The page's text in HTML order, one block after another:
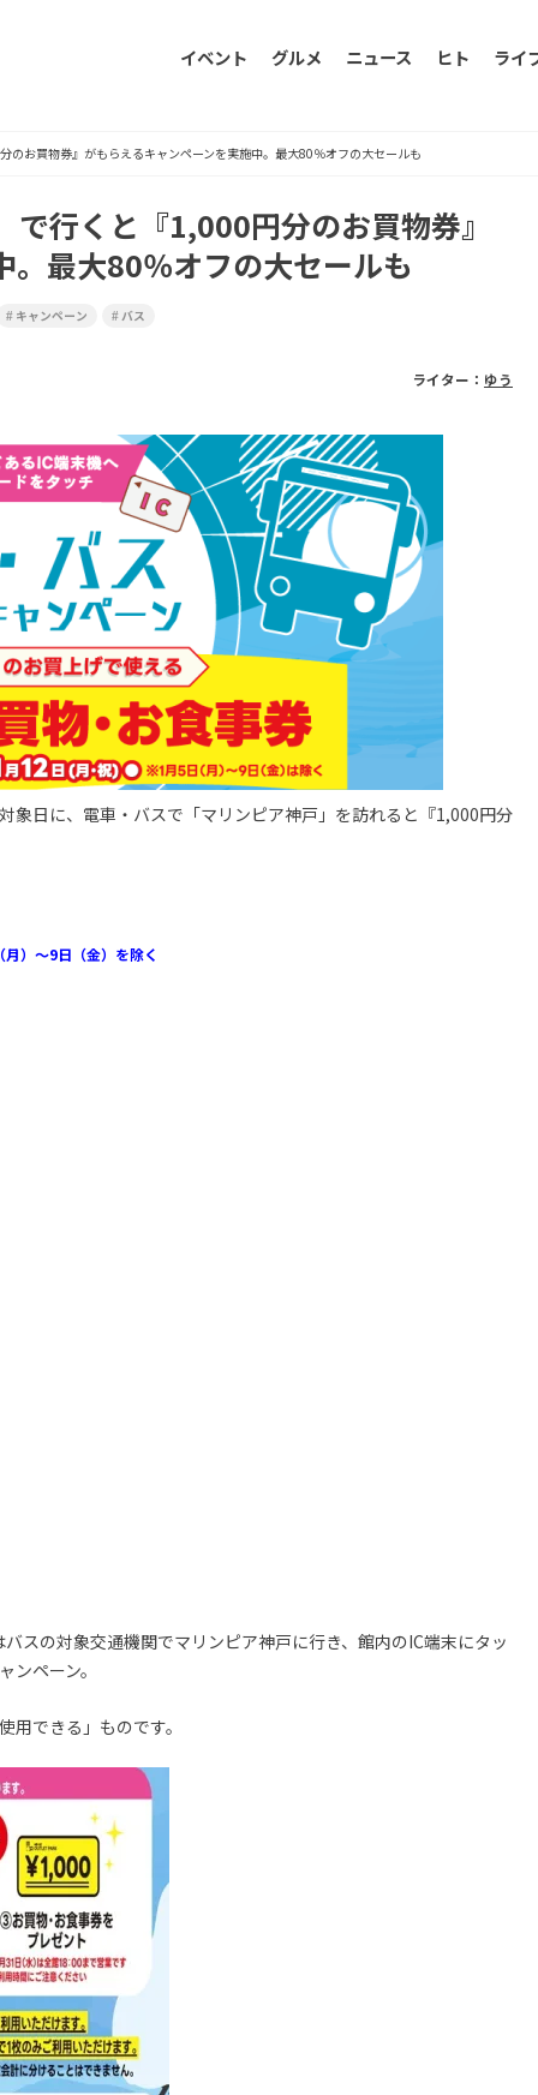
イベント グルメ ニュース ヒト ライ
お買物券』がもらえるキャンペーンを実施中。最大80％オフの大セールも
行くと『1,000円分のお買物券』
。最大80％オフの大セールも
キャンペーン バス
ライター： ゆう
日に、電車・バスで「マリンピア神戸」を訪れると『1,000円分
）～9日（金）を除く
スの対象交通機関でマリンピア神戸に行き、館内のIC端末にタッ
ペーン。
できる」ものです。